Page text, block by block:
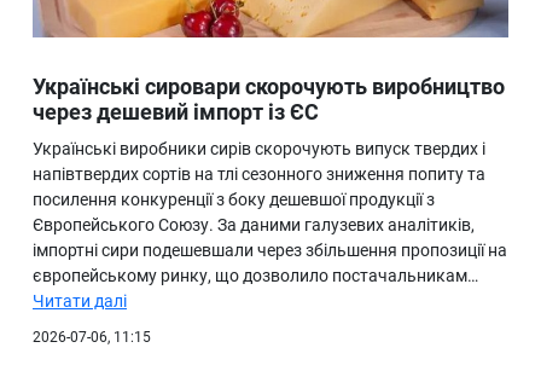
Українські сировари скорочують виробництво
через дешевий імпорт із ЄС
Українські виробники сирів скорочують випуск твердих і
напівтвердих сортів на тлі сезонного зниження попиту та
посилення конкуренції з боку дешевшої продукції з
Європейського Союзу. За даними галузевих аналітиків,
імпортні сири подешевшали через збільшення пропозиції на
європейському ринку, що дозволило постачальникам…
Читати далі
2026-07-06, 11:15